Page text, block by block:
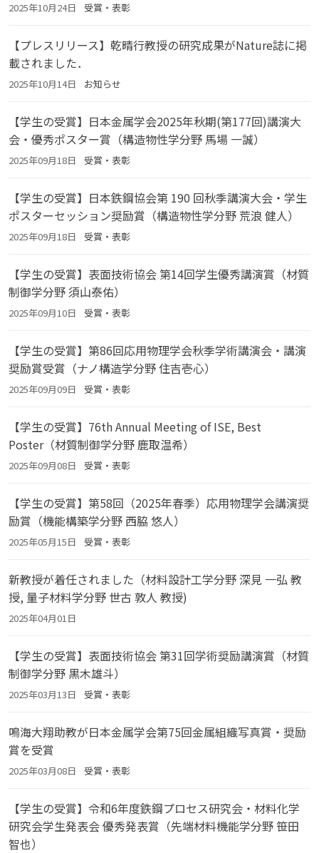
2025年10月24日 受賞・表彰
【プレスリリース】乾晴行教授の研究成果がNature誌に掲
載されました．
2025年10月14日 お知らせ
【学生の受賞】日本金属学会2025年秋期(第177回)講演大
会・優秀ポスター賞（構造物性学分野 馬場 一誠）
2025年09月18日 受賞・表彰
【学生の受賞】日本鉄鋼協会第 190 回秋季講演大会・学生
ポスターセッション奨励賞（構造物性学分野 荒浪 健人）
2025年09月18日 受賞・表彰
【学生の受賞】表面技術協会 第14回学生優秀講演賞（材質
制御学分野 須山泰佑）
2025年09月10日 受賞・表彰
【学生の受賞】第86回応用物理学会秋季学術講演会・講演
奨励賞受賞（ナノ構造学分野 住吉壱心）
2025年09月09日 受賞・表彰
【学生の受賞】76th Annual Meeting of ISE, Best
Poster（材質制御学分野 鹿取温希）
2025年09月08日 受賞・表彰
【学生の受賞】第58回（2025年春季）応用物理学会講演奨
励賞（機能構築学分野 西脇 悠人）
2025年05月15日 受賞・表彰
新教授が着任されました（材料設計工学分野 深見 一弘 教
授, 量子材料学分野 世古 敦人 教授)
2025年04月01日
【学生の受賞】表面技術協会 第31回学術奨励講演賞（材質
制御学分野 黒木雄斗）
2025年03月13日 受賞・表彰
鳴海大翔助教が日本金属学会第75回金属組織写真賞・奨励
賞を受賞
2025年03月08日 受賞・表彰
【学生の受賞】令和6年度鉄鋼プロセス研究会・材料化学
研究会学生発表会 優秀発表賞（先端材料機能学分野 笹田
智也）